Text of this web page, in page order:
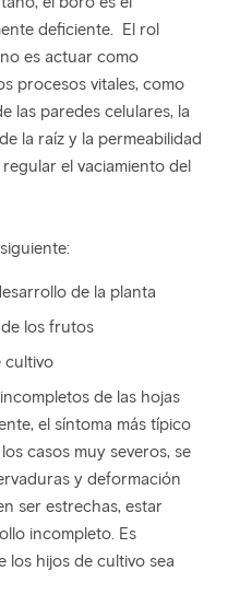
deficiente. El rol
es actuar como
procesos vitales, como
las paredes celulares, la
la raíz y la permeabilidad
el vaciamiento del
de la planta
los frutos
cultivo
de las hojas
el síntoma más típico
casos muy severos, se
y deformación
ser estrechas, estar
incompleto. Es
los hijos de cultivo sea